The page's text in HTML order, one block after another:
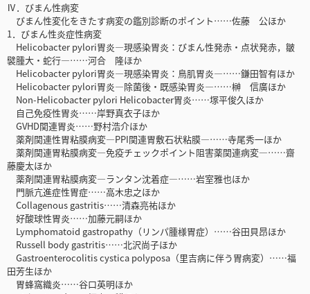
Ⅳ．びまん性病変
びまん性変化をきたす病変の鑑別診断のポイント……佐藤 公ほか
1．びまん性炎症性病変
Helicobacter pylori胃炎―現感染胃炎：びまん性発赤・点状発赤，皺
襞腫大・蛇行―……河合 隆ほか
Helicobacter pylori胃炎―現感染胃炎：鳥肌胃炎―……鎌田智有ほか
Helicobacter pylori胃炎―除菌後・既感染胃炎―……榊 信廣ほか
Non-Helicobacter pylori Helicobacter胃炎……塚平俊久ほか
自己免疫性胃炎……岸野真衣子ほか
GVHD関連胃炎……野村浩介ほか
薬剤関連性胃粘膜病変―PPI関連胃敷石状粘膜―……寺尾秀一ほか
薬剤関連胃粘膜病変―免疫チェックポイント阻害薬関連病変―……齋
藤慶太ほか
薬剤関連胃粘膜病変―ランタン沈着症―……岩室雅也ほか
門脈亢進症性胃症……高木忠之ほか
Collagenous gastritis……清森亮祐ほか
好酸球性胃炎……加藤元嗣ほか
Lymphomatoid gastropathy（リンパ腫様胃症）……谷田貝昂ほか
Russell body gastritis……北沢尚子ほか
Gastroenterocolitis cystica polyposa（里吉病に伴う胃病変）……福
田芳生ほか
胃蜂窩織炎……谷口英明ほか